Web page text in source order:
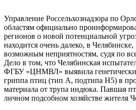
Управление Россельхознадзора по
областям официально
регионов о новой потенциальной
находится очень далеко, в Челябинске,
возможным неприятностям, судя по
Дело в том, что Челябинская
ФГБУ «ЦНМВЛ» выявила
гриппа птиц (тип А, подтипа Н5) в
материала от трупа индюка. Павшая
личном подсобном хозяйстве жителя